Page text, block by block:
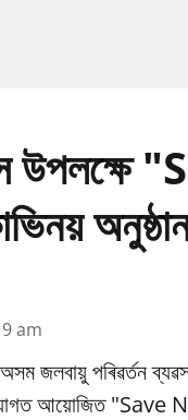
am
জলবায়ু পৰিৱর্তন
আয়োজিত